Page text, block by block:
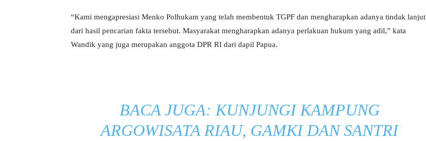
“Kami mengapresiasi Menko Polhukam yang telah membentuk TGPF dan mengharapkan adanya tindak lanjut
dari hasil pencarian fakta tersebut. Masyarakat mengharapkan adanya perlakuan hukum yang adil,” kata
Wandik yang juga merupakan anggota DPR RI dari dapil Papua.
BACA JUGA:KUNJUNGI KAMPUNG
ARGOWISATA RIAU, GAMKI DAN SANTRI